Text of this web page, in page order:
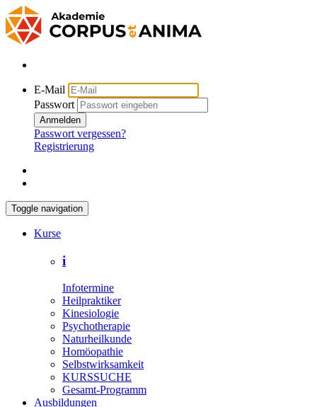
E-Mail
Passwort
Anmelden
Passwort vergessen?
Registrierung
Toggle navigation
Kurse
i
Infotermine
Heilpraktiker
Kinesiologie
Psychotherapie
Naturheilkunde
Homöopathie
Selbstwirksamkeit
KURSSUCHE
Gesamt-Programm
Ausbildungen